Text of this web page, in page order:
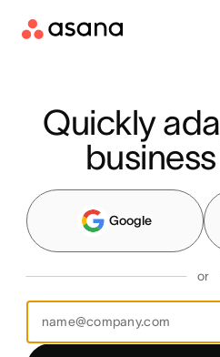
Quickly
Google
or